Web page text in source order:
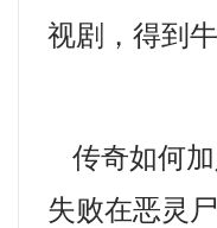
视剧，得到
传奇如何加
失败在恶灵